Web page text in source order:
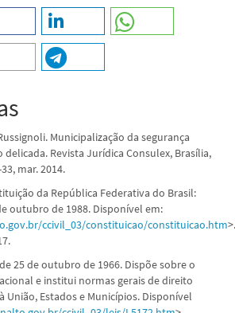
Municipalização da segurança
Revista Jurídica Consulex, Brasília,
mar. 2014.
da República Federativa do Brasil:
outubro de 1988. Disponível em:
ccivil_03/constituicao/constituicao.htm>.
de 25 de outubro de 1966. Dispõe sobre o
e institui normas gerais de direito
União, Estados e Municípios. Disponível